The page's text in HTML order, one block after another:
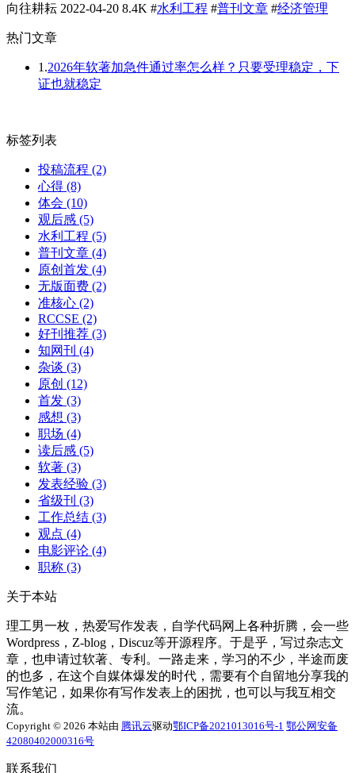
向往耕耘 2022-04-20 8.4K #水利工程 #普刊文章 #经济管理
热门文章
1.2026年软著加急件通过率怎么样？只要受理稳定，下
证也就稳定
标签列表
投稿流程 (2)
心得 (8)
体会 (10)
观后感 (5)
水利工程 (5)
普刊文章 (4)
原创首发 (4)
无版面费 (2)
准核心 (2)
RCCSE (2)
好刊推荐 (3)
知网刊 (4)
杂谈 (3)
原创 (12)
首发 (3)
感想 (3)
职场 (4)
读后感 (5)
软著 (3)
发表经验 (3)
省级刊 (3)
工作总结 (3)
观点 (4)
电影评论 (4)
职称 (3)
关于本站
理工男一枚，热爱写作发表，自学代码网上各种折腾，会一些
Wordpress，Z-blog，Discuz等开源程序。于是乎，写过杂志文
章，也申请过软著、专利。一路走来，学习的不少，半途而废
的也多，在这个自媒体爆发的时代，需要有个自留地分享我的
写作笔记，如果你有写作发表上的困扰，也可以与我互相交
流。
Copyright © 2026 本站由 腾讯云驱动鄂ICP备2021013016号-1 鄂公网安备
42080402000316号
联系我们